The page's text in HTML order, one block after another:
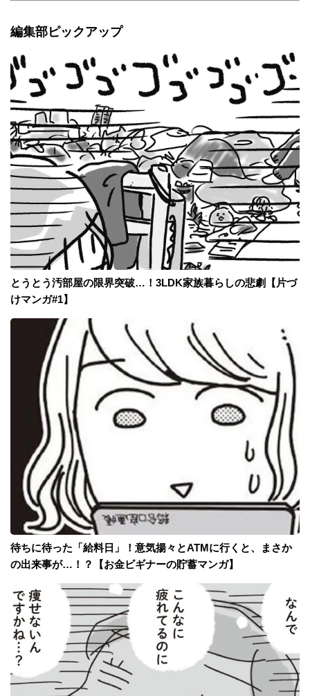
編集部ピックアップ
とうとう汚部屋の限界突破…！3LDK家族暮らしの悲劇【片づ
けマンガ#1】
待ちに待った「給料日」！意気揚々とATMに行くと、まさか
の出来事が…！？【お金ビギナーの貯蓄マンガ】